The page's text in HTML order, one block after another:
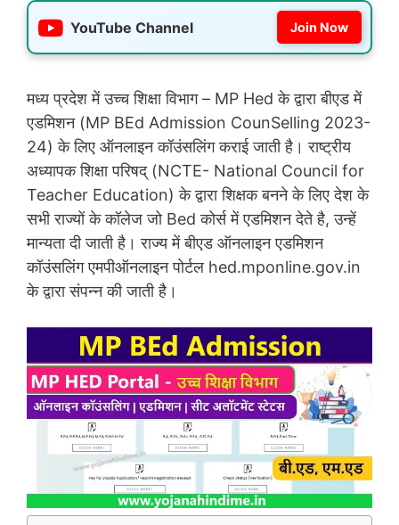
YouTube Channel Join Now
मध्य प्रदेश में उच्च शिक्षा विभाग – MP Hed के द्वारा बीएड में
एडमिशन (MP BEd Admission CounSelling 2023-
24) के लिए ऑनलाइन कॉउंसलिंग कराई जाती है। राष्ट्रीय
अध्यापक शिक्षा परिषद् (NCTE- National Council for
Teacher Education) के द्वारा शिक्षक बनने के लिए देश के
सभी राज्यों के कॉलेज जो Bed कोर्स में एडमिशन देते है, उन्हें
मान्यता दी जाती है। राज्य में बीएड ऑनलाइन एडमिशन
कॉउंसलिंग एमपीऑनलाइन पोर्टल hed.mponline.gov.in
के द्वारा संपन्न की जाती है।